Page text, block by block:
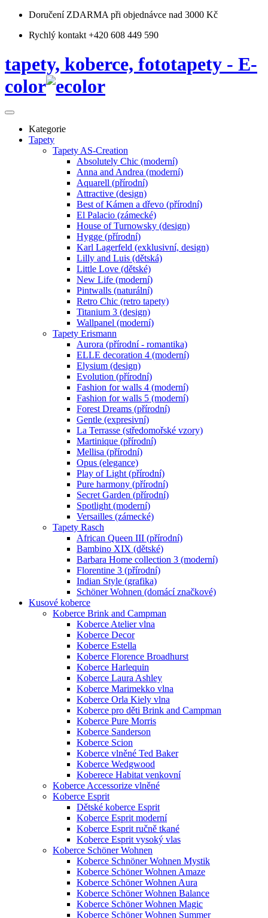
Doručení ZDARMA při objednávce nad 3000 Kč
Rychlý kontakt +420 608 449 590
tapety, koberce, fototapety - E-
color
Kategorie
Tapety
Tapety AS-Creation
Absolutely Chic (moderní)
Anna and Andrea (moderní)
Aquarell (přírodní)
Attractive (design)
Best of Kámen a dřevo (přírodní)
El Palacio (zámecké)
House of Turnowsky (design)
Hygge (přírodní)
Karl Lagerfeld (exklusivní, design)
Lilly and Luis (dětská)
Little Love (dětské)
New Life (moderní)
Pintwalls (naturální)
Retro Chic (retro tapety)
Titanium 3 (design)
Wallpanel (moderní)
Tapety Erismann
Aurora (přírodní - romantika)
ELLE decoration 4 (moderní)
Elysium (design)
Evolution (přírodní)
Fashion for walls 4 (moderní)
Fashion for walls 5 (moderní)
Forest Dreams (přírodní)
Gentle (expresivní)
La Terrasse (středomořské vzory)
Martinique (přírodní)
Mellisa (přírodní)
Opus (elegance)
Play of Light (přírodní)
Pure harmony (přírodní)
Secret Garden (přírodní)
Spotlight (moderní)
Versailles (zámecké)
Tapety Rasch
African Queen III (přírodní)
Bambino XIX (dětské)
Barbara Home collection 3 (moderní)
Florentine 3 (přírodní)
Indian Style (grafika)
Schöner Wohnen (domácí značkové)
Kusové koberce
Koberce Brink and Campman
Koberce Atelier vlna
Koberce Decor
Koberce Estella
Koberce Florence Broadhurst
Koberce Harlequin
Koberce Laura Ashley
Koberce Marimekko vlna
Koberce Orla Kiely vlna
Koberce pro děti Brink and Campman
Koberce Pure Morris
Koberce Sanderson
Koberce Scion
Koberce vlněné Ted Baker
Koberce Wedgwood
Koberece Habitat venkovní
Koberce Accessorize vlněné
Koberce Esprit
Dětské koberce Esprit
Koberce Esprit moderní
Koberce Esprit ručně tkané
Koberce Esprit vysoký vlas
Koberce Schöner Wohnen
Koberce Schnöner Wohnen Mystik
Koberce Schöner Wohnen Amaze
Koberce Schöner Wohnen Aura
Koberce Schöner Wohnen Balance
Koberce Schöner Wohnen Magic
Koberce Schöner Wohnen Summer